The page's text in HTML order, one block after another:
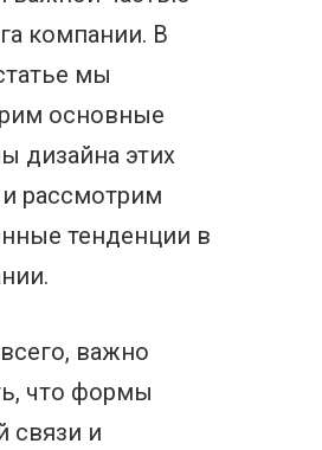
компании. В
мы
основные
дизайна этих
рассмотрим
тенденции в
важно
что формы
связи и